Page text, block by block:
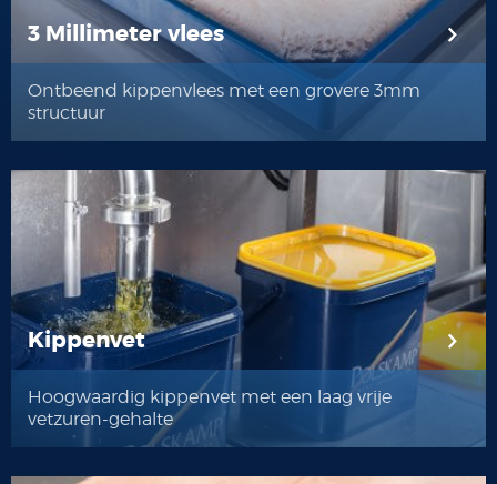
3 Millimeter vlees
Ontbeend kippenvlees met een grovere 3mm
structuur
Kippenvet
Hoogwaardig kippenvet met een laag vrije
vetzuren-gehalte